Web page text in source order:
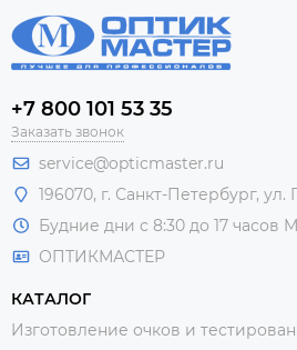
+7 800 101 53 35
Заказать звонок
service@opticmaster.ru
196070, г. Санкт-Петербург, ул.
Будние дни с 8:30 до 17 часов
ОПТИКМАСТЕР
КАТАЛОГ
Изготовление очков и